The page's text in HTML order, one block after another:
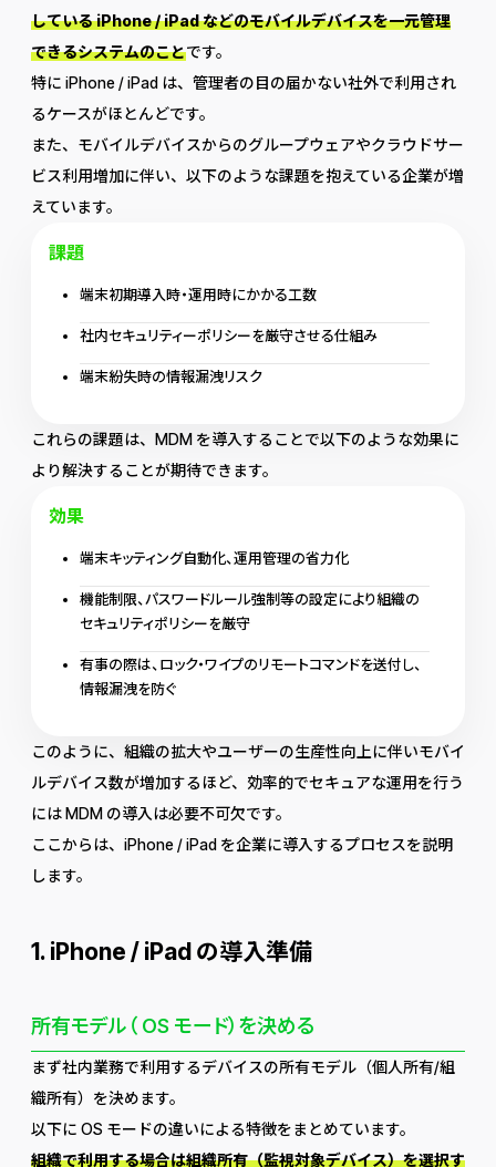
している iPhone / iPad などのモバイルデバイスを一元管理
できるシステムのことです。
特に iPhone / iPad は、管理者の目の届かない社外で利用され
るケースがほとんどです。
また、モバイルデバイスからのグループウェアやクラウドサー
ビス利用増加に伴い、以下のような課題を抱えている企業が増
えています。
課題
端末初期導入時・運用時にかかる工数
社内セキュリティーポリシーを厳守させる仕組み
端末紛失時の情報漏洩リスク
これらの課題は、MDM を導入することで以下のような効果に
より解決することが期待できます。
効果
端末キッティング自動化、運用管理の省力化
機能制限、パスワードルール強制等の設定により組織の
セキュリティポリシーを厳守
有事の際は、ロック・ワイプのリモートコマンドを送付し、
情報漏洩を防ぐ
このように、組織の拡大やユーザーの生産性向上に伴いモバイ
ルデバイス数が増加するほど、効率的でセキュアな運用を行う
には MDM の導入は必要不可欠です。
ここからは、iPhone / iPad を企業に導入するプロセスを説明
します。
1. iPhone / iPad の導入準備
所有モデル（ OS モード）を決める
まず社内業務で利用するデバイスの所有モデル（個人所有/組
織所有）を決めます。
以下に OS モードの違いによる特徴をまとめています。
組織で利用する場合は組織所有（監視対象デバイス）を選択す